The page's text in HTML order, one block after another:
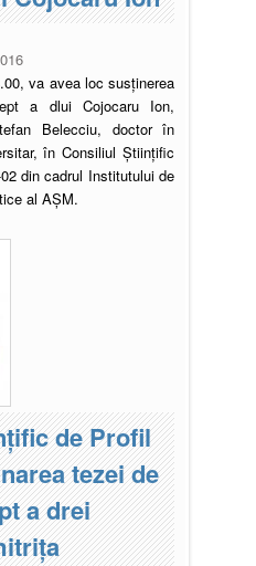
va avea loc susţinerea
a dlui Cojocaru Ion,
Belecciu, doctor în
în Consiliul Științific
din cadrul Institutului de
al AŞM.
de Profil
tezei de
a drei